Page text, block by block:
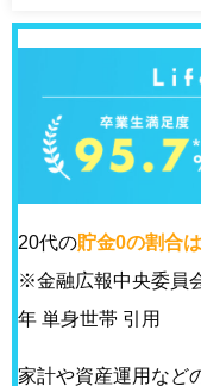
20代の貯金0の割合
※金融広報中央委員
年 単身世帯 引用
家計や資産運用など